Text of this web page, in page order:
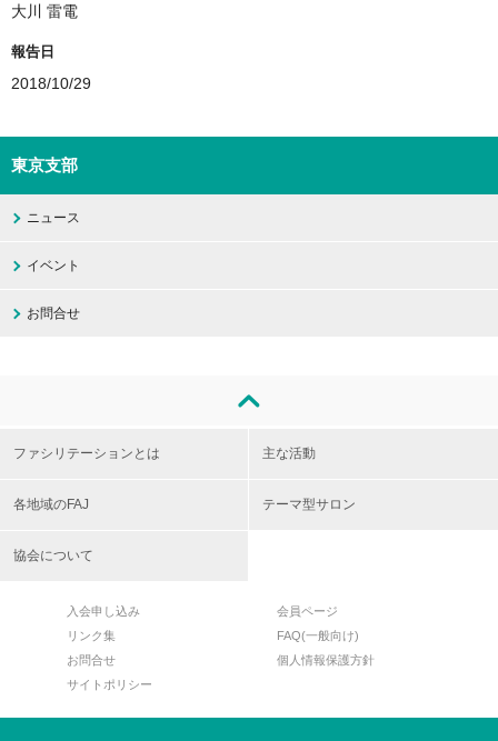
大川 雷電
報告日
2018/10/29
東京支部
ニュース
イベント
お問合せ
ファシリテーションとは 主な活動
各地域のFAJ テーマ型サロン
協会について
入会申し込み
会員ページ
リンク集
FAQ(一般向け)
お問合せ
個人情報保護方針
サイトポリシー